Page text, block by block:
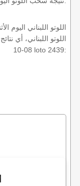
08-10 loto 2439: